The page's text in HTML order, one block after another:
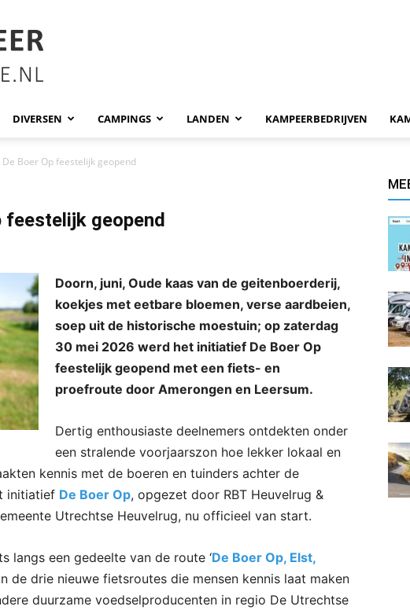
DIVERSEN CAMPINGS LANDEN KAMPEERBEDRIJVEN
Boer Op feestelijk geopend
feestelijk geopend
Doorn, juni, Oude kaas van de geitenboerderij,
koekjes met eetbare bloemen, verse aardbeien,
soep uit de historische moestuin; op zaterdag
30 mei 2026 werd het initiatief De Boer Op
feestelijk geopend met een fiets- en
proefroute door Amerongen en Leersum.
Dertig enthousiaste deelnemers ontdekten onder
een stralende voorjaarszon hoe lekker lokaal en
kennis met de boeren en tuinders achter de
initiatief De Boer Op, opgezet door RBT Heuvelrug &
Utrechtse Heuvelrug, nu officieel van start.
langs een gedeelte van de route ‘De Boer Op, Elst,
de drie nieuwe fietsroutes die mensen kennis laat maken
duurzame voedselproducenten in regio De Utrechtse